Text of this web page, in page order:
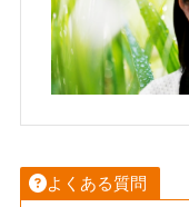
よくある質問